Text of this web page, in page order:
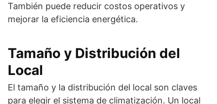
También puede reducir costos operativos y
mejorar la eficiencia energética.
Tamaño y Distribución del
Local
El tamaño y la distribución del local son claves
para elegir el sistema de climatización. Un local